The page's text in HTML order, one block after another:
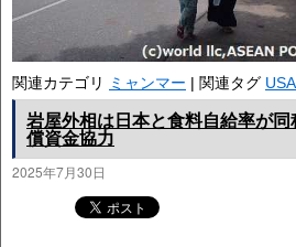
関連カテゴリ ミャンマー | 関連タグ
岩屋外相は日本と食料自給率が
償資金協力
2025年7月30日